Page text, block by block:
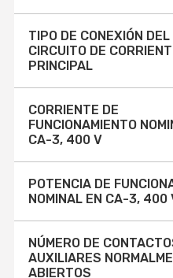
110V (32)
120V (22)
220V (27)
230V (67)
380V (12)
400V (31)
48V (31)
50V (1)
110V (27)
120V (23)
220V (26)
240V (2)
Aplicar
18A (7)
20A (50)
25A (26)
32A (15)
40A (38)
60A (13)
Aplicar
TIPO DE CONEXIÓN DEL
CIRCUITO DE
PRINCIPAL
CONEXIÓN PCB (2)
CONEXIÓN DE
CONEXIÓN DE
EV000415 (1)
CORRIENTE DE
FUNCIONAMIENTO
CA-3, 400 V
6A (10)
9A (33)
POTENCIA DE
NOMINAL EN CA-3, 400
2.2KW (10)
3KW (7)
NÚMERO DE
AUXILIARES
ABIERTOS